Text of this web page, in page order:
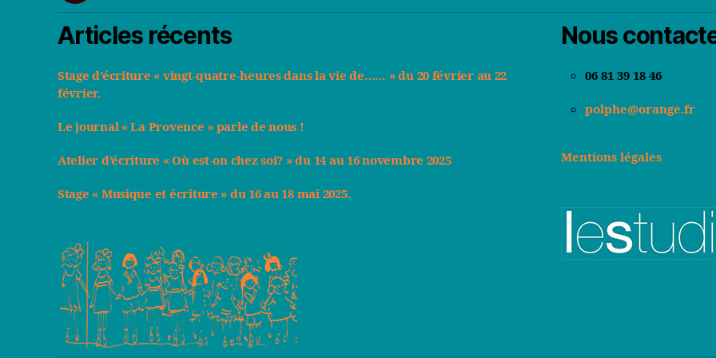
Articles récents
Stage d’écriture « vingt-quatre-heures dans la vie de…… » du 20 février au 22
février.
Le journal « La Provence » parle de nous !
Atelier d’écriture « Où est-on chez soi? » du 14 au 16 novembre 2025
Stage « Musique et écriture » du 16 au 18 mai 2025.
Nous
06 81 39 18 46
polphe@orange.fr
Mentions légales